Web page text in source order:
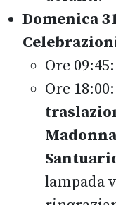
Domenica
Ore
Ore
lampada